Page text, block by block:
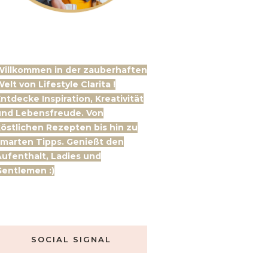
in der zauberhaften
von Lifestyle Clarita !
Inspiration, Kreativität
Lebensfreude. Von
Rezepten bis hin zu
Tipps. Genießt den
Ladies und
:)
SOCIAL SIGNAL